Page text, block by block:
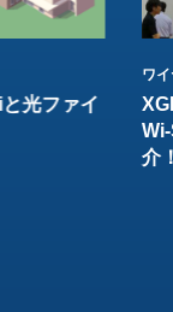
光ファイ
ワ
介